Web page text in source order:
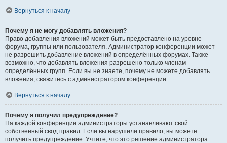
Вернуться к началу
Почему я не могу добавлять вложения?
Право добавления вложений может быть предоставлено на уровне
форума, группы или пользователя. Администратор конференции может
не разрешить добавление вложений в определённых форумах. Также
возможно, что добавлять вложения разрешено только членам
определённых групп. Если вы не знаете, почему не можете добавлять
вложения, свяжитесь с администратором конференции.
Вернуться к началу
Почему я получил предупреждение?
На каждой конференции администраторы устанавливают свой
собственный свод правил. Если вы нарушили правило, вы можете
получить предупреждение. Учтите, что это решение администратора